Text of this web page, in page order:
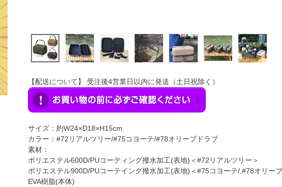
【配送について】 受注後4営業日以内に発送（土日祝除く）
サイズ：約W24×D18×H15cm
カラー：#72リアルツリー/#75コヨーテ/#78オリーブドラブ
素材：
ポリエステル600D/PUコーティング撥水加工(表地)＜#72リアルツリー＞
ポリエステル900D/PUコーテイング撥水加工(表地)＜#75コヨーテ/,#78オリー
EVA樹脂(本体)